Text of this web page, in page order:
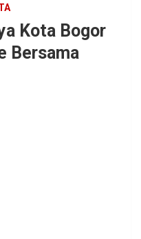
Kota Bogor
Bersama